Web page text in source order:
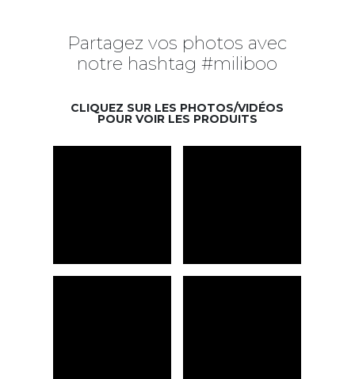
Partagez vos photos avec
notre hashtag #miliboo
CLIQUEZ SUR LES PHOTOS/VIDÉOS
POUR VOIR LES PRODUITS